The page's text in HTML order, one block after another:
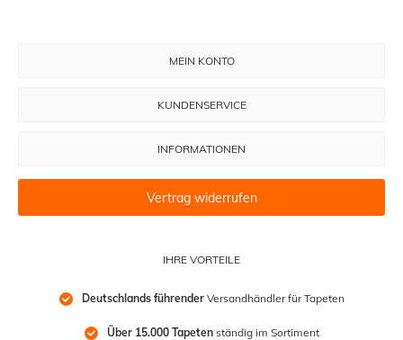
IHRE VORTEILE
Deutschlands führender Versandhändler für Tapeten
Über 15.000 Tapeten ständig im Sortiment
MEIN KONTO
KUNDENSERVICE
INFORMATIONEN
Vertrag widerrufen